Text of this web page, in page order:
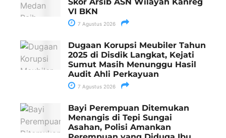
Skor Arsib ASN Wilayah Kanreg
VI BKN
7 Agustus 2026
Dugaan Korupsi Meubiler Tahun
2025 di Disdik Langkat, Kejati
Sumut Masih Menunggu Hasil
Audit Ahli Perkayuan
7 Agustus 2026
Bayi Perempuan Ditemukan
Menangis di Tepi Sungai
Asahan, Polisi Amankan